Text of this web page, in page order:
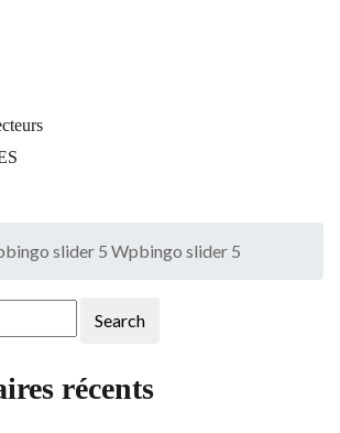
slider 5 Wpbingo slider 5
Search
récents